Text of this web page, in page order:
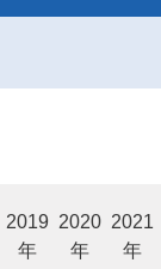
2019
年
2020
年
2021
年